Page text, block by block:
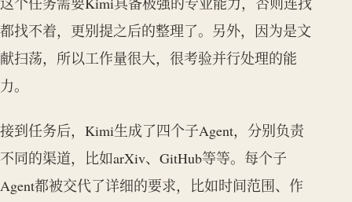
都找不着，更别提之后的整理了。另外，因为是文
献扫荡，所以工作量很大，很考验并行处理的能
力。
接到任务后，Kimi生成了四个子Agent，分别负责
不同的渠道，比如arXiv、GitHub等等。每个子
Agent都被交代了详细的要求，比如时间范围、作